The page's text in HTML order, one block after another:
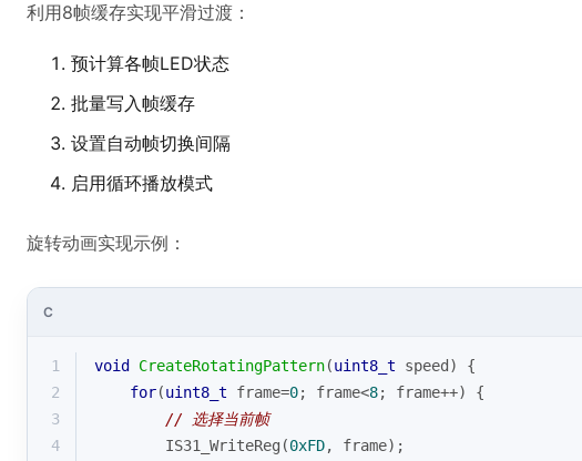
利用8帧缓存实现平滑过渡：
预计算各帧LED状态
批量写入帧缓存
设置自动帧切换间隔
启用循环播放模式
旋转动画实现示例：
C
1 void CreateRotatingPattern(uint8_t speed)
{
2
for(uint8_t frame=0; frame<8; frame++) {
3
// 选择当前帧
4
        IS31_WriteReg(
0xFD, frame);